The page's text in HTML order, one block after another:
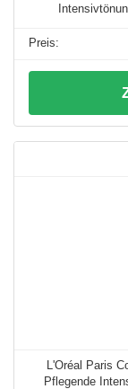
L'Oréal Paris
Pflegende